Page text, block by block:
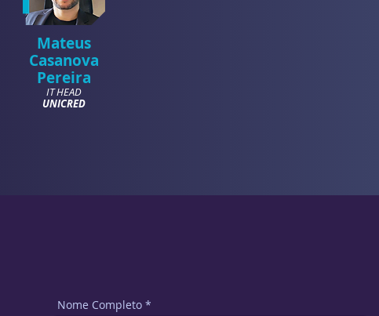
Mateus
Casanova
Pereira
IT HEAD
UNICRED
Nome Completo